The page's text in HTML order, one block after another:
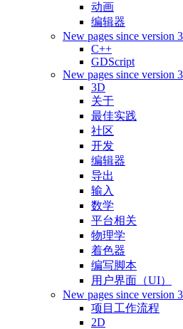
动画
编辑器
New pages since version
C++
GDScript
New pages since version
3D
关于
最佳实践
社区
开发
编辑器
导出
输入
数学
平台相关
物理学
着色器
编写脚本
用户界面（UI）
New pages since version
项目工作流程
2D